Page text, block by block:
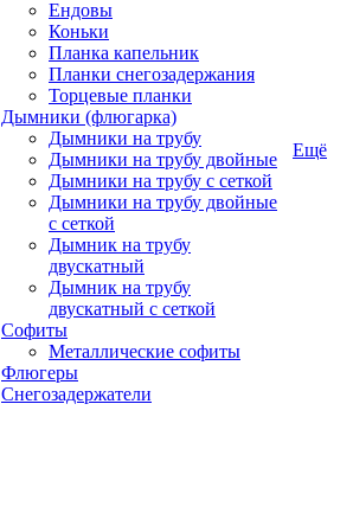
Ендовы
Коньки
Планка капельник
Планки снегозадержания
Торцевые планки
Дымники (флюгарка)
Дымники на трубу
Дымники на трубу двойные
Дымники на трубу с сеткой
Дымники на трубу двойные
с сеткой
Дымник на трубу
двускатный
Дымник на трубу
двускатный с сеткой
Софиты
Металлические софиты
Флюгеры
Снегозадержатели
Ещё